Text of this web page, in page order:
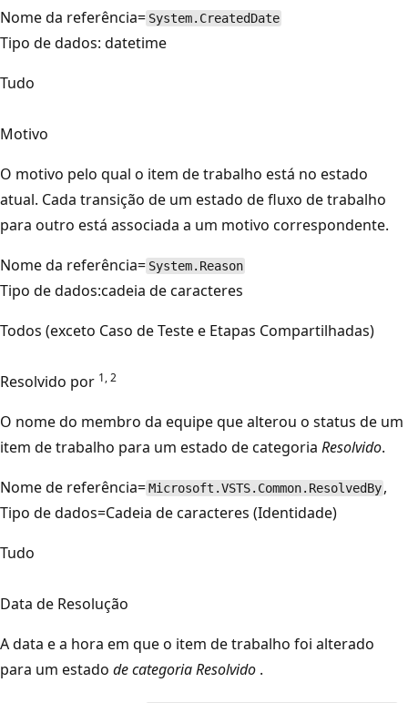
Nome da referência= System.CreatedDate
Tipo de dados: datetime
Tudo
Motivo
O motivo pelo qual o item de trabalho está no estado
atual. Cada transição de um estado de fluxo de trabalho
para outro está associada a um motivo correspondente.
Nome da referência= System.Reason
Tipo de dados:cadeia de caracteres
Todos (exceto Caso de Teste e Etapas Compartilhadas)
Resolvido por 1, 2
O nome do membro da equipe que alterou o status de um
item de trabalho para um estado de categoria Resolvido.
Nome de referência=Microsoft.VSTS.Common.ResolvedBy ,
Tipo de dados=Cadeia de caracteres (Identidade)
Tudo
Data de Resolução
A data e a hora em que o item de trabalho foi alterado
para um estado de categoria Resolvido .